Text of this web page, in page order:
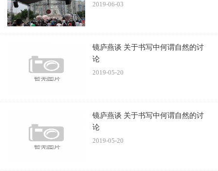
2019-06-03
镜庐燕谈 关于书写中何谓自然的讨
论
2019-05-20
镜庐燕谈 关于书写中何谓自然的讨
论
2019-05-20